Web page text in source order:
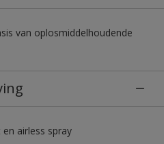
van oplosmiddelhoudende
airless spray